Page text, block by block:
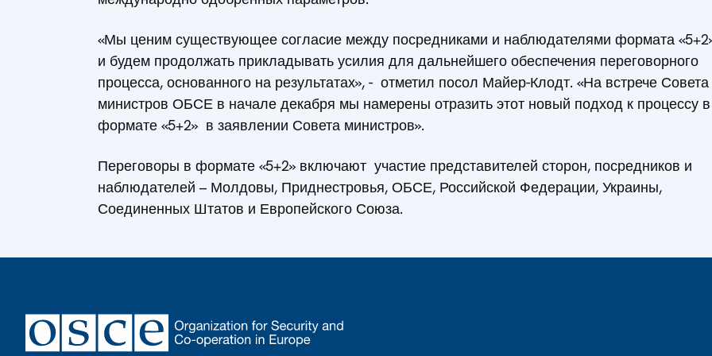
«Мы ценим существующее согласие между посредниками и наблюдателями формата
и будем продолжать прикладывать усилия для дальнейшего обеспечения переговорного
процесса, основанного на результатах», - отметил посол Майер-Клодт. «На встрече Совета
министров ОБСЕ в начале декабря мы намерены отразить этот новый подход к процессу в
формате «5+2» в заявлении Совета министров».
Переговоры в формате «5+2» включают участие представителей сторон, посредников и
наблюдателей – Молдовы, Приднестровья, ОБСЕ, Российской Федерации, Украины,
Соединенных Штатов и Европейского Союза.